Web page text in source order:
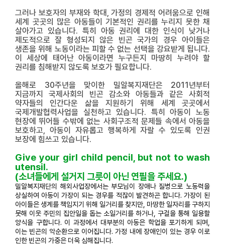
그러나 보호자의 부재와 학대, 가정의 경제적 어려움으로 인해
세계 곳곳의 많은 아동들이 기본적인 권리를 누리지 못한 채
살아가고 있습니다. 특히 아동 권리에 대한 인식이 낮거나
제도적으로 잘 형성되지 않은 빈곤 국가의 경우 아이들은
생존을 위해 노동이라는 피할 수 없는 선택을 강요받게 됩니다.
이 세상에 태어난 아동이라면 누구든지 마땅히 누려야 할
권리를 침해받지 않도록 보호가 필요합니다.
올해로 30주년을 맞이한 밀알복지재단은 2011년부터
지금까지 국제사회의 빈곤 감소와 아동들과 같은 사회적
약자들의 인간다운 삶을 지원하기 위해 세계 곳곳에서
국제개발협력사업을 실천하고 있습니다. 특히 아동이 노동
현장에 뛰어들 수밖에 없는 사회구조적 문제들 속에서 아동을
보호하고, 아동이 자유롭고 행복하게 자랄 수 있도록 인권
보장에 힘쓰고 있습니다.
Give your girl child pencil, but not to wash
utensil.
(소녀들에게 설거지 그릇이 아닌 연필을 주세요.)
밀알복지재단의 해외사업장에서는 부모님이 장애나 질병으로 노동력을
상실하여 아동이 가장이 되는 경우를 적잖이 발견하곤 합니다. 가장이 된
아이들은 생계를 책임지기 위해 일거리를 찾지만, 마땅한 일자리를 구하지
못해 이웃 주민의 집안일을 돕는 소일거리를 하거나, 구걸을 통해 일용할
양식을 구합니다. 이 과정에서 대부분의 아동은 학업을 포기하게 되며,
이는 빈곤의 악순환으로 이어집니다. 가정 내에 장애인이 있는 경우 이로
인한 빈곤의 가중은 더욱 심해집니다.